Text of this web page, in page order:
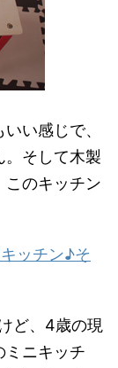
い感じで、
。そして木製
このキッチン
ッチン♪そ
ど、4歳の現
ミニキッチ